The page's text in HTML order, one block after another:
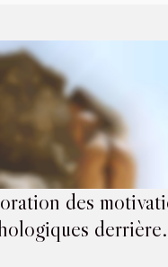
des
derrière